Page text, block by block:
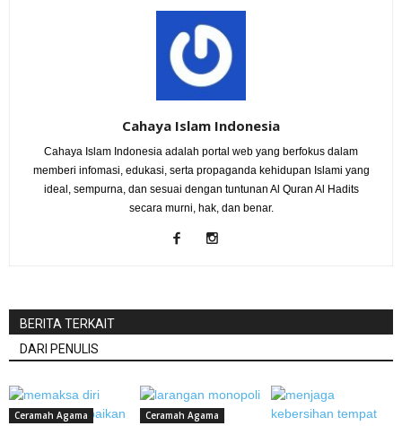
Cahaya Islam Indonesia
Cahaya Islam Indonesia adalah portal web yang berfokus dalam
memberi infomasi, edukasi, serta propaganda kehidupan Islami yang
ideal, sempurna, dan sesuai dengan tuntunan Al Quran Al Hadits
secara murni, hak, dan benar.
BERITA TERKAIT
DARI PENULIS
Ceramah Agama Ceramah Agama